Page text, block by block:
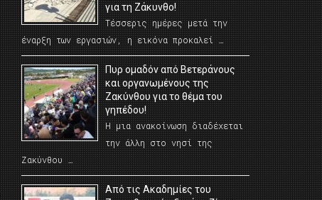
για τη Ζάκυνθο!
Τέσσερις ημέρες μετά την
έναρξη των εργασιών, η εικόνα προκαλεί …
Πυρ ομαδόν από Βετεράνους
και οργανωμένους της
Ζακύνθου για το θέμα του
γηπέδου!
Η μια ανακοίνωση διαδέχεται
την άλλη στο νησί της
Ζακύνθου …
Από τις Ακαδημίες του